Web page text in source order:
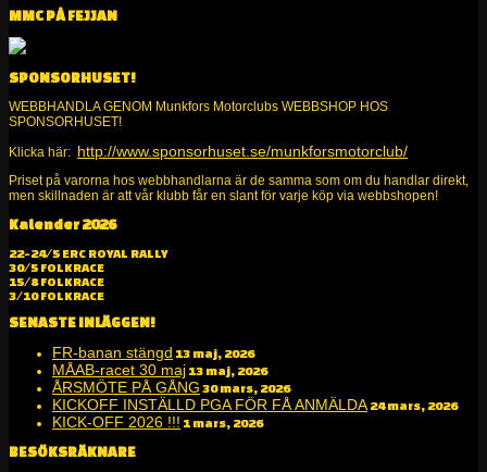
MMC PÅ FEJJAN
SPONSORHUSET!
WEBBHANDLA GENOM Munkfors Motorclubs WEBBSHOP HOS
SPONSORHUSET!
Klicka här: http://www.sponsorhuset.se/munkforsmotorclub/
Priset på varorna hos webbhandlarna är de samma som om du handlar direkt,
men skillnaden är att vår klubb får en slant för varje köp via webbshopen!
Alltid kul på två och fyra hjul!
Kalender 2026
22-24/5 ERC ROYAL RALLY
30/5 FOLKRACE
15/8 FOLKRACE
3/10 FOLKRACE
SENASTE INLÄGGEN!
FR-banan stängd 13 maj, 2026
MÅAB-racet 30 maj 13 maj, 2026
ÅRSMÖTE PÅ GÅNG 30 mars, 2026
KICKOFF INSTÄLLD PGA FÖR FÅ ANMÄLDA 24 mars, 2026
KICK-OFF 2026 !!! 1 mars, 2026
BESÖKSRÄKNARE